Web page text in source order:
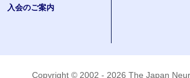
入会のご案内
Copyright © 2002 - 2026 The Japan